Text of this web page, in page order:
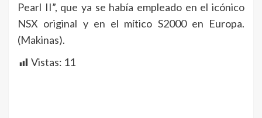
Pearl II”, que ya se había empleado en el icónico
NSX original y en el mítico S2000 en Europa.
(Makinas).
Vistas: 11